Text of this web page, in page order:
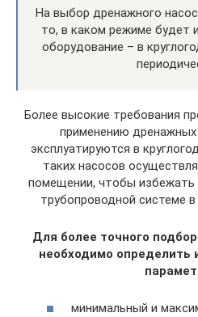
На выбор дренажного
то, в каком режиме будет
оборудование – в
Более высокие требования
применению
эксплуатируются в
таких насосов
помещении, чтобы избежать
трубопроводной системе
Для более точного
необходимо определить
минимальный и